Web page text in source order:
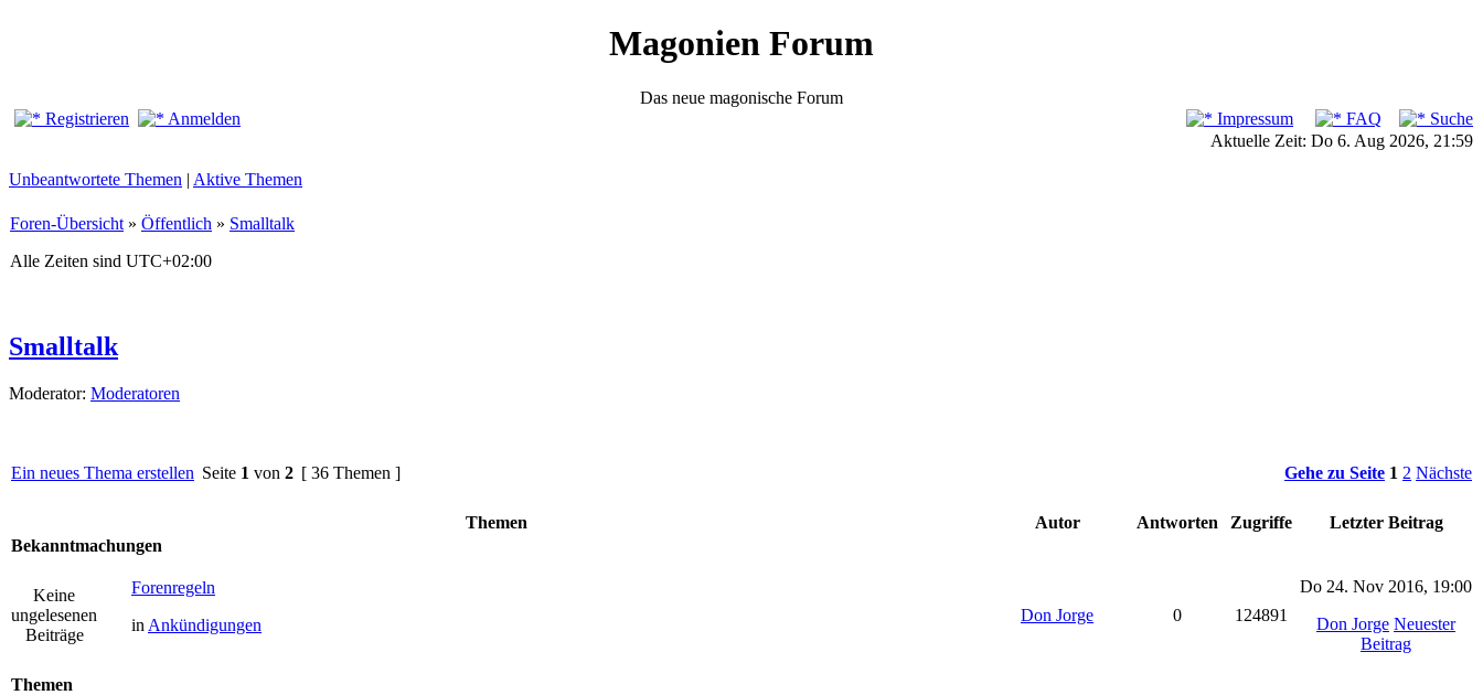
Magonien Forum
Das neue magonische Forum
Registrieren
Anmelden Impressum FAQ
Suche
Aktuelle Zeit: Do 6. Aug 2026, 21:59
Unbeantwortete Themen | Aktive Themen
Foren-Übersicht » Öffentlich » Smalltalk
Alle Zeiten sind UTC+02:00
Smalltalk
Moderator: Moderatoren
Ein neues Thema erstellen Seite 1 von 2 [ 36 Themen ] Gehe zu Seite 1 2 Nächste
Themen Autor Antworten Zugriffe
Letzter Beitrag
Bekanntmachungen
Keine
ungelesenen
Beiträge
Forenregeln
in Ankündigungen
Don Jorge 0 124891
Do 24. Nov 2016, 19:00
Don Jorge Neuester
Beitrag
Themen